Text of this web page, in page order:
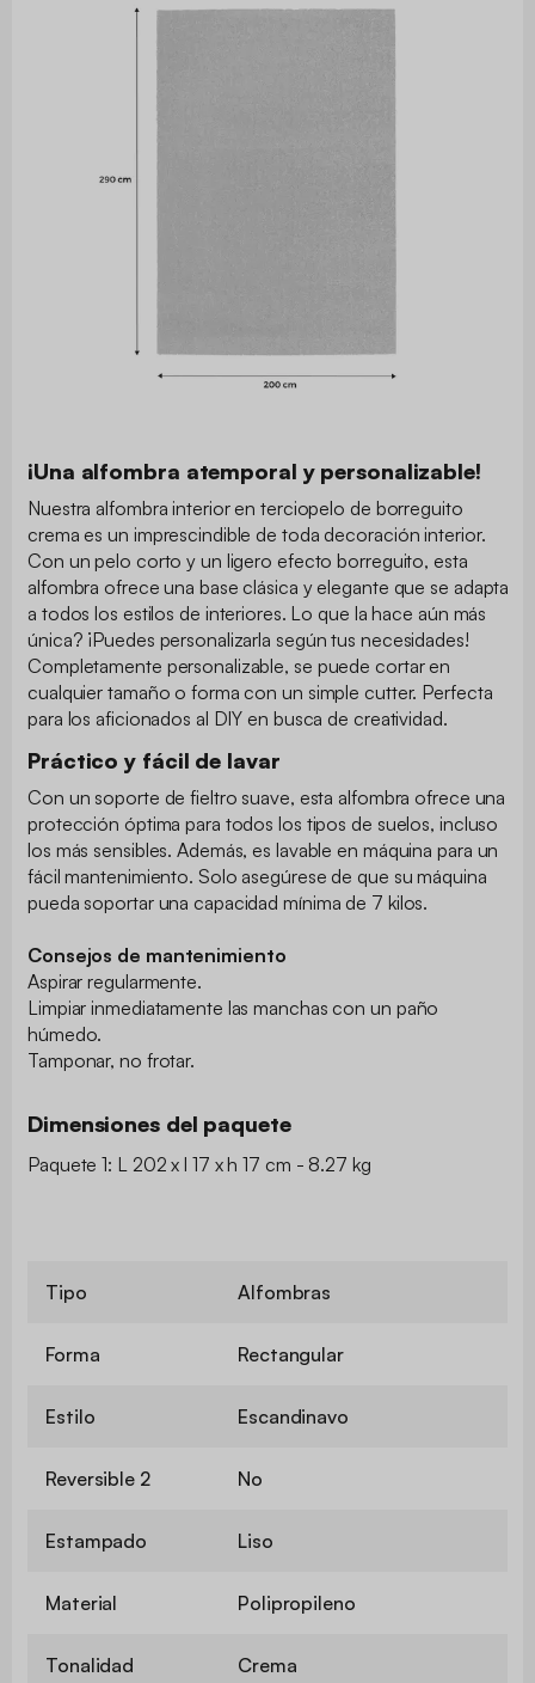
¡Una alfombra atemporal y personalizable!
Nuestra alfombra interior en terciopelo de borreguito
crema es un imprescindible de toda decoración interior.
Con un pelo corto y un ligero efecto borreguito, esta
alfombra ofrece una base clásica y elegante que se adapta
a todos los estilos de interiores. Lo que la hace aún más
única? ¡Puedes personalizarla según tus necesidades!
Completamente personalizable, se puede cortar en
cualquier tamaño o forma con un simple cutter. Perfecta
para los aficionados al DIY en busca de creatividad.
Práctico y fácil de lavar
Con un soporte de fieltro suave, esta alfombra ofrece una
protección óptima para todos los tipos de suelos, incluso
los más sensibles. Además, es lavable en máquina para un
fácil mantenimiento. Solo asegúrese de que su máquina
pueda soportar una capacidad mínima de 7 kilos.
Consejos de mantenimiento
Aspirar regularmente.
Limpiar inmediatamente las manchas con un paño
húmedo.
Tamponar, no frotar.
Dimensiones del paquete
Paquete 1: L 202 x l 17 x h 17 cm - 8.27 kg
Tipo Alfombras
Forma Rectangular
Estilo Escandinavo
Reversible 2 No
Estampado Liso
Material Polipropileno
Tonalidad Crema